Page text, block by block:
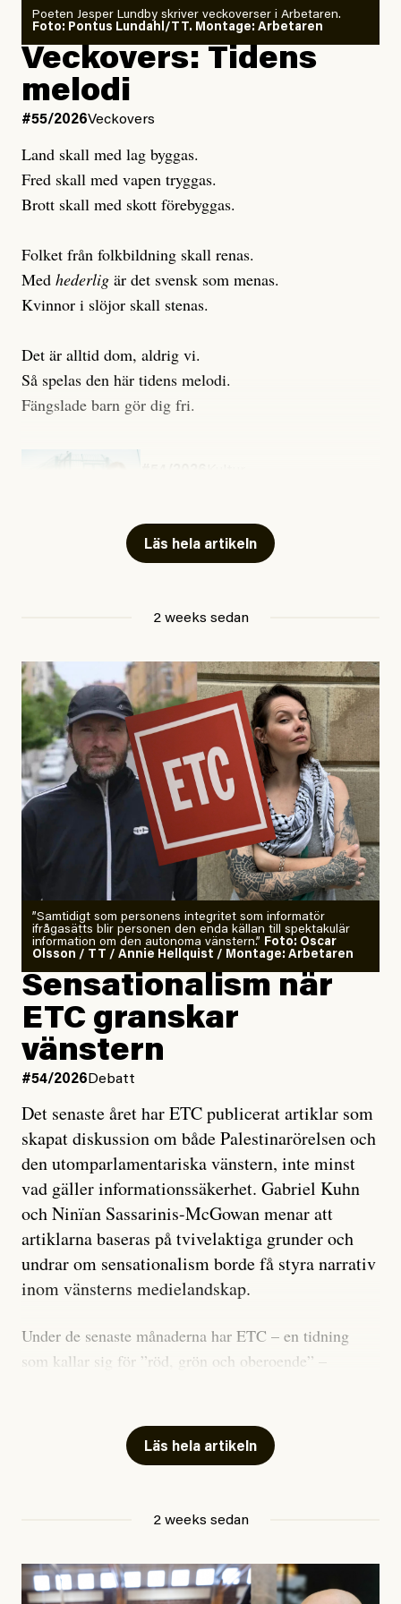
Publicerad6 August, 2026
Uppdaterad7 August, 2026
Joel Kellgren
Publicerad3 August, 2026
Uppdaterad3 August, 2026
Poeten Jesper Lundby skriver veckoverser i Arbetaren.
Foto: Pontus Lundahl/TT. Montage: Arbetaren
Veckovers: Tidens
melodi
#55/2026Veckovers
Land skall med lag byggas.
Fred skall med vapen tryggas.
Brott skall med skott förebyggas.
Folket från folkbildning skall renas.
Med hederlig är det svensk som menas.
Kvinnor i slöjor skall stenas.
Det är alltid dom, aldrig vi.
Så spelas den här tidens melodi.
Fängslade barn gör dig fri.
Läs hela artikeln
2 weeks sedan
”Samtidigt som personens integritet som informatör
ifrågasätts blir personen den enda källan till spektakulär
information om den autonoma vänstern.” Foto: Oscar
Olsson / TT / Annie Hellquist / Montage: Arbetaren
Sensationalism när
ETC granskar
vänstern
#54/2026 Debatt
Det senaste året har ETC publicerat artiklar som
skapat diskussion om både Palestinarörelsen och
den utomparlamentariska vänstern, inte minst
vad gäller informationssäkerhet. Gabriel Kuhn
och Ninïan Sassarinis-McGowan menar att
artiklarna baseras på tvivelaktiga grunder och
undrar om sensationalism borde få styra narrativ
inom vänsterns medielandskap.
Under de senaste månaderna har ETC – en tidning
som kallar sig för ”röd, grön och oberoende” –
skriver för? Vad betyder det att vara en ”röd, grön och
oberoende” tidning? Och vad är egentligen bra
utpekas som israelisk infiltratör”. Enligt ingressen
Läs hela artikeln
2 weeks sedan